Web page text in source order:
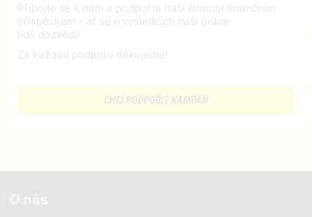
Připojte se k nám a podpořte naši činnost finančním
příspěvkem – ať se o výsledcích naší práce
lidé dozvědí!
Za každou podporu děkujeme!
CHCI PODPOŘIT KAMPAŇ